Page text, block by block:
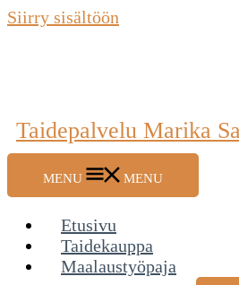
Siirry sisältöön
Taidepalvelu Marika
MENU MENU
Etusivu
Taidekauppa
Maalaustyöpaja